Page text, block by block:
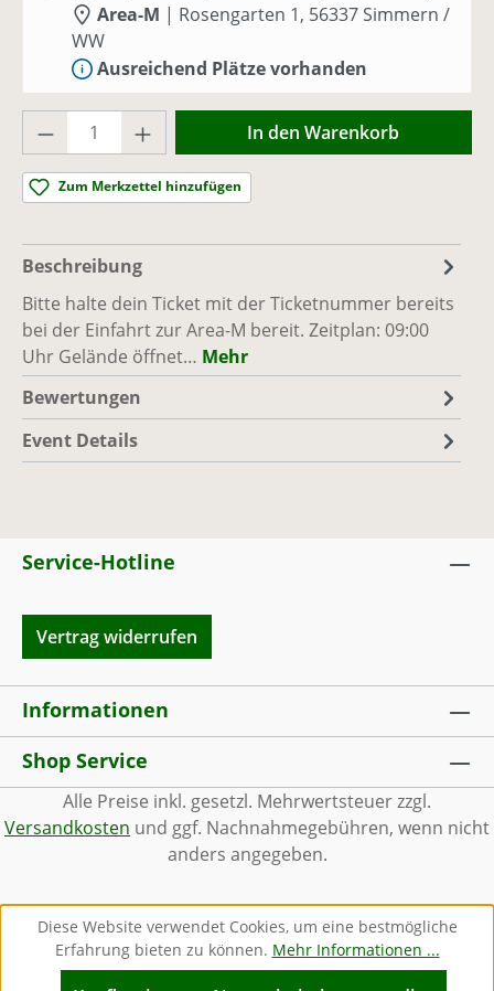
Area-M | Rosengarten 1, 56337 Simmern /
WW
Ausreichend Plätze vorhanden
So., 20.09.26, 09:00 - 17:00(Europe/Berlin)
Area-M|Rosengarten 1, 56337 Simmern /
WW
Ausreichend Plätze vorhanden
So., 27.09.26, 09:00 - 17:00
Area-M | Rosengarten 1, 56337 Simmern /
WW
Ausreichend Plätze vorhanden
Produkt Anzahl: Gib den gewünschten
In den Warenkorb
Zum Merkzettel hinzufügen
Beschreibung
Bitte halte dein Ticket mit der Ticketnummer bereits
bei der Einfahrt zur Area-M bereit. Zeitplan: 09:00
Uhr Gelände öffnet… Mehr
Bewertungen
Event Details
Service-Hotline
Vertrag widerrufen
Informationen
Shop Service
Alle Preise inkl. gesetzl. Mehrwertsteuer zzgl.
Versandkosten und ggf. Nachnahmegebühren, wenn nicht
anders angegeben.
Diese Website verwendet Cookies, um eine bestmögliche
Erfahrung bieten zu können. Mehr Informationen ...